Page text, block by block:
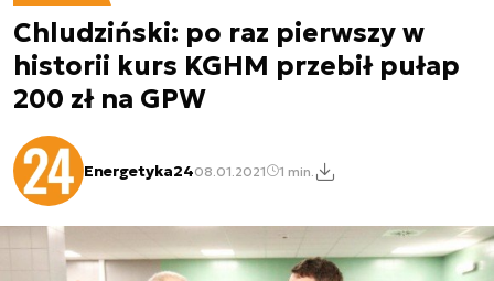
Chludziński: po raz pierwszy w
historii kurs KGHM przebił pułap
200 zł na GPW
Energetyka2408.01.2021 1 min.